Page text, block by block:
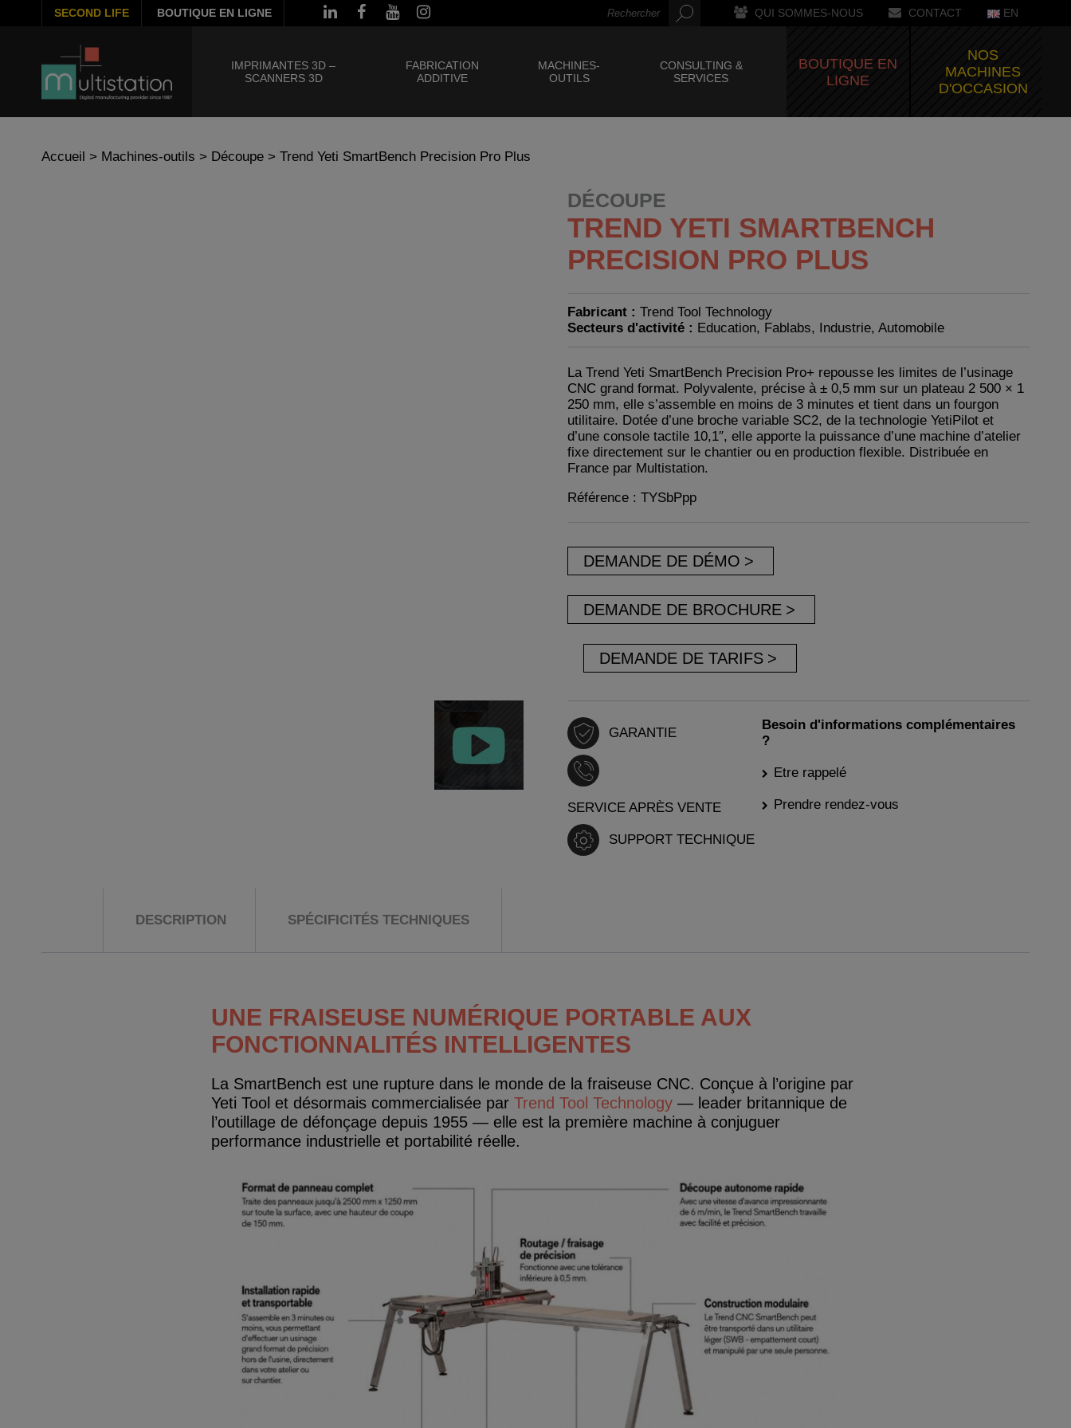
SECOND LIFE BOUTIQUE EN LIGNE QUI SOMMES-NOUS CONTACT EN
IMPRIMANTES 3D –
SCANNERS 3D
FABRICATION
ADDITIVE
MACHINES-
OUTILS
CONSULTING &
SERVICES
BOUTIQUE EN
LIGNE
NOS
MACHINES
D'OCCASION
Accueil > Machines-outils > Découpe > Trend Yeti SmartBench Precision Pro Plus
DÉCOUPE
TREND YETI SMARTBENCH
PRECISION PRO PLUS
Fabricant :Trend Tool Technology
Secteurs d'activité : Education, Fablabs, Industrie, Automobile
La Trend Yeti SmartBench Precision Pro+ repousse les limites de l’usinage
CNC grand format. Polyvalente, précise à ± 0,5 mm sur un plateau 2 500 × 1
250 mm, elle s’assemble en moins de 3 minutes et tient dans un fourgon
utilitaire. Dotée d’une broche variable SC2, de la technologie YetiPilot et
d’une console tactile 10,1″, elle apporte la puissance d’une machine d’atelier
fixe directement sur le chantier ou en production flexible. Distribuée en
France par Multistation.
Référence : TYSbPpp
DEMANDE DE DÉMO
DEMANDE DE BROCHURE
DEMANDE DE TARIFS
GARANTIE
SERVICE APRÈS VENTE
SUPPORT TECHNIQUE
Besoin d'informations complémentaires
?
Etre rappelé
Prendre rendez-vous
DESCRIPTION SPÉCIFICITÉS TECHNIQUES
UNE FRAISEUSE NUMÉRIQUE PORTABLE AUX
FONCTIONNALITÉS INTELLIGENTES
La SmartBench est une rupture dans le monde de la fraiseuse CNC. Conçue à l’origine par
Yeti Tool et désormais commercialisée par Trend Tool Technology— leader britannique de
l’outillage de défonçage depuis 1955 — elle est la première machine à conjuguer
performance industrielle et portabilité réelle.